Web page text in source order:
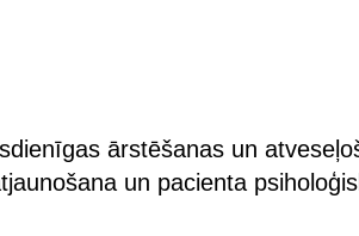
ārstēšanas un
un pacienta